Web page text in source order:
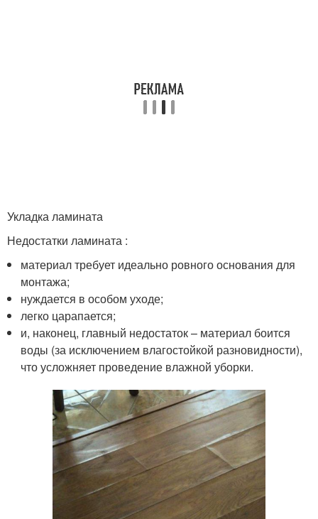
Укладка ламината
Недостатки ламината :
материал требует идеально ровного основания для
монтажа;
нуждается в особом уходе;
легко царапается;
и, наконец, главный недостаток – материал боится
воды (за исключением влагостойкой разновидности),
что усложняет проведение влажной уборки.